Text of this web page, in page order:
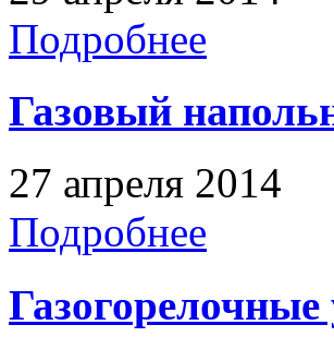
Подробнее
Газовый
27 апреля 2014
Подробнее